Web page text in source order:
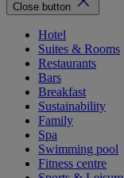
Close button
Hotel
Suites & Rooms
Restaurants
Bars
Breakfast
Sustainability
Family
Spa
Swimming pool
Fitness centre